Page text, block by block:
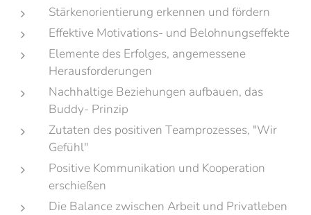
Stärkenorientierung erkennen und fördern
Effektive Motivations- und Belohnungseffekte
Elemente des Erfolges, angemessene
Herausforderungen
Nachhaltige Beziehungen aufbauen, das
Buddy- Prinzip
Zutaten des positiven Teamprozesses, "Wir
Gefühl"
Positive Kommunikation und Kooperation
erschießen
Die Balance zwischen Arbeit und Privatleben